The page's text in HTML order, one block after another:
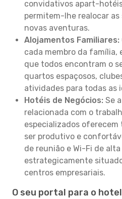
convidativos apart-
permitem-lhe realocar as
novas aventuras.
Alojamentos Familiares:
cada membro da família,
que todos encontram o
quartos espaçosos,
atividades para todas as
Hotéis de Negócios: Se
relacionada com o
especializados oferecem
ser produtivo e
de reunião e Wi-Fi de
estrategicamente
centros empresariais.
O seu portal para o